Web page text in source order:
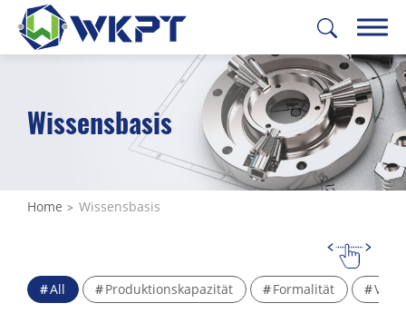
Wissensbasis
Home Wissensbasis
All Produktionskapazität Formalität
English 日本語 Deutsch
INDUSTRIEBEREICHE
LÖSUNGSÜBERSICHT
FÄHIGKEITEN